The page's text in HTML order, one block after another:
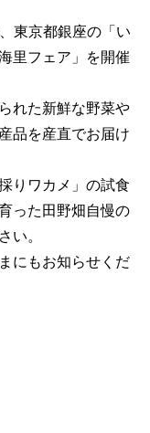
東京都銀座の「い
里フェア」を開催
れた新鮮な野菜や
品を産直でお届け
りワカメ」の試食
った田野畑自慢の
い。
にもお知らせくだ